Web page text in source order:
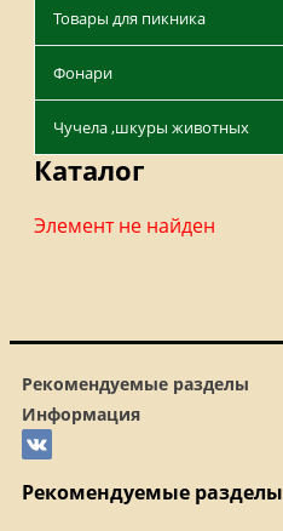
Товары для пикника
Фонари
Чучела ,шкуры животных
Каталог
Элемент не найден
Рекомендуемые разделы
Информация
Рекомендуемые разделы